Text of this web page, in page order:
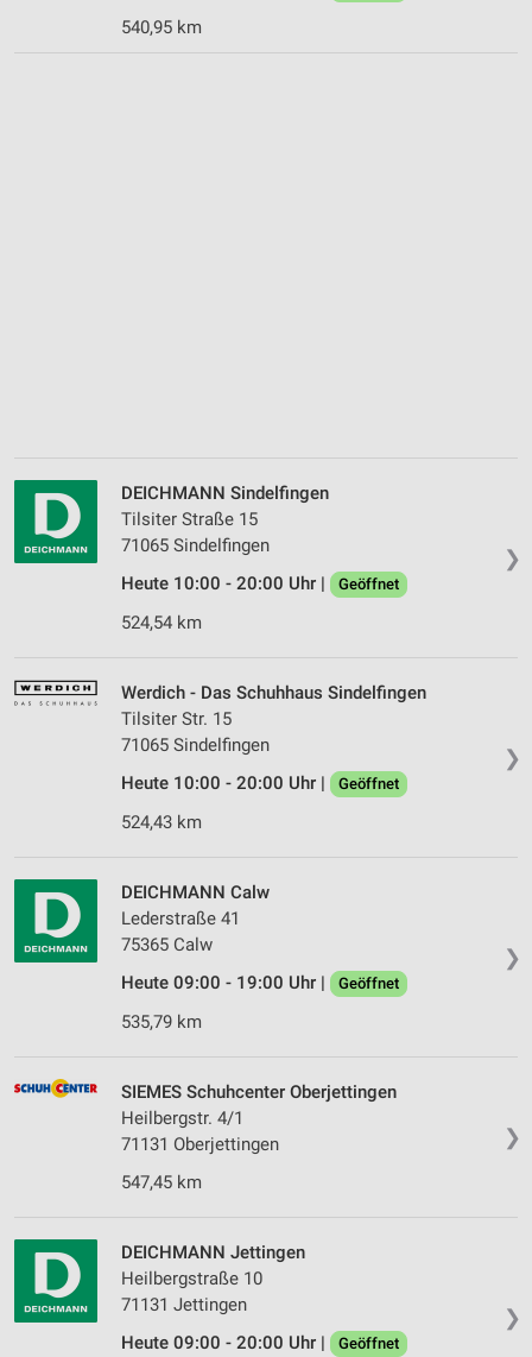
540,95 km
❯
DEICHMANN Sindelfingen
Tilsiter Straße 15
71065 Sindelfingen
Heute 10:00 - 20:00 Uhr |
Geöffnet
524,54 km
❯
Werdich - Das Schuhhaus Sindelfingen
Tilsiter Str. 15
71065 Sindelfingen
Heute 10:00 - 20:00 Uhr |
Geöffnet
524,43 km
❯
DEICHMANN Calw
Lederstraße 41
75365 Calw
Heute 09:00 - 19:00 Uhr |
Geöffnet
535,79 km
❯
SIEMES Schuhcenter Oberjettingen
Heilbergstr. 4/1
71131 Oberjettingen
547,45 km
❯
DEICHMANN Jettingen
Heilbergstraße 10
71131 Jettingen
Heute 09:00 - 20:00 Uhr |
Geöffnet